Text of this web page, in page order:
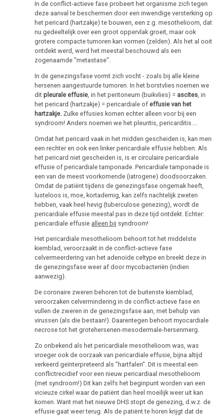
In de conflict-actieve fase probeert het organisme zich tegen
deze aanval te beschermen door een inwendige versterking op
het pericard (hartzakje) te bouwen, een z.g. mesothelioom, dat
nu gedeeltelijk over een groot oppervlak groeit, maar ook
grotere compacte tumoren kan vormen (zelden). Als het al ooit
ontdekt werd, werd het meestal beschouwd als een
zogenaamde "metastase".
In de genezingsfase vormt zich vocht - zoals bij alle kleine
hersenen aangestuurde tumoren. In het borstvlies noemen we
ditpleurale effusie , in het peritoneum (buikvlies) = ascites , in
het pericard (hartzakje) = pericardiale ofeffusie van het
hartzakje. Zulke effusies komen echter alleen voor bij een
syndroom! Anders noemen we het pleuritis, pericarditis....
Omdat het pericard vaak in het midden gescheiden is, kan men
een rechter en ook een linker pericardiale effusie hebben. Als
het pericard niet gescheiden is, is er circulaire pericardiale
effusie of pericardiale tamponade. Pericardiale tamponade is
een van de meest voorkomende (iatrogene) doodsoorzaken.
Omdat de patiënt tijdens de genezingsfase ongemak heeft,
lusteloos is, moe, kortademig, kan zelfs nachtelijk zweten
hebben, vaak heel hevig (tuberculose genezing), wordt de
pericardiale effusie meestal pas in deze tijd ontdekt. Echter:
pericardiale effusie alleen bij syndroom!
Het pericardiale mesothelioom behoort tot het middelste
kiemblad, veroorzaakt in de conflict-actieve fase
celvermeerdering van het adenoïde celtype en breekt deze in
de genezingsfase weer af door mycobacteriën (indien
aanwezig).
De coronaire zweren behoren tot de buitenste kiemblad,
veroorzaken celvermindering in de conflict-actieve fase en
vullen de zweren in de genezingsfase aan, met behulp van
virussen (als die bestaan!). Daarentegen behoort myocardiale
necrose tot het grotehersenen-mesodermale-hersenmerg.
Zo onbekend als het pericardiale mesothelioom was, was
vroeger ook de oorzaak van pericardiale effusie, bijna altijd
verkeerd geïnterpreteerd als "hartfalen". Dit is meestal een
conflictrecidief voor een nieuw pericardiaal mesothelioom
(met syndroom!) Dit kan zelfs het beginpunt worden van een
vicieuze cirkel waar de patiënt dan heel moeilijk weer uit kan
komen. Want met het nieuwe DHS stopt de genezing, d.w.z. de
effusie gaat weer terug. Als de patiënt te horen krijgt dat de